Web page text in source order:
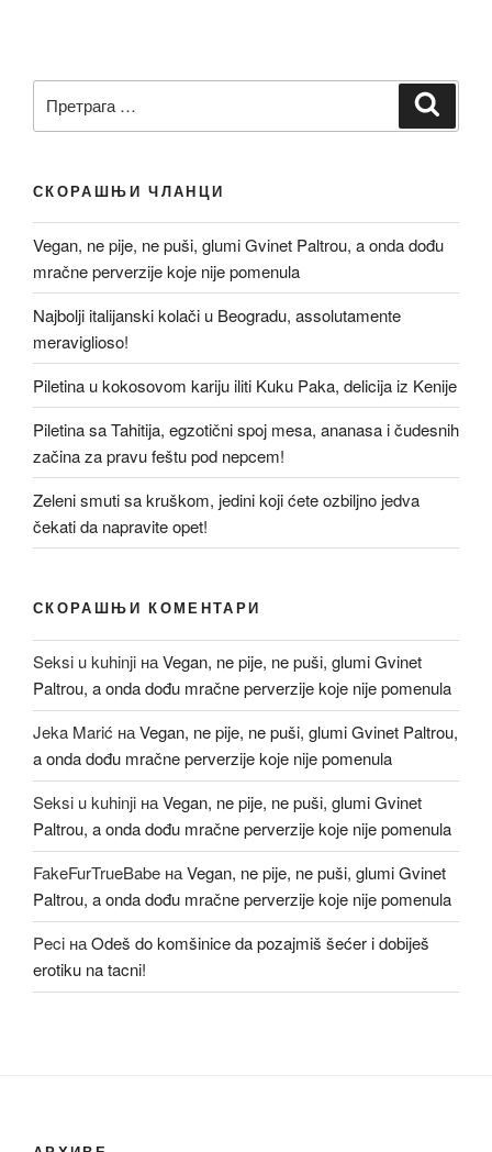
за:
СКОРАШЊИ ЧЛАНЦИ
Vegan, ne pije, ne puši, glumi Gvinet Paltrou, a onda dođu
mračne perverzije koje nije pomenula
Najbolji italijanski kolači u Beogradu, assolutamente
meraviglioso!
Piletina u kokosovom kariju iliti Kuku Paka, delicija iz Kenije
Piletina sa Tahitija, egzotični spoj mesa, ananasa i čudesnih
začina za pravu feštu pod nepcem!
Zeleni smuti sa kruškom, jedini koji ćete ozbiljno jedva
čekati da napravite opet!
СКОРАШЊИ КОМЕНТАРИ
Seksi u kuhinji наVegan, ne pije, ne puši, glumi Gvinet
Paltrou, a onda dođu mračne perverzije koje nije pomenula
Jeka Marić наVegan, ne pije, ne puši, glumi Gvinet Paltrou,
a onda dođu mračne perverzije koje nije pomenula
Seksi u kuhinji наVegan, ne pije, ne puši, glumi Gvinet
Paltrou, a onda dođu mračne perverzije koje nije pomenula
FakeFurTrueBabe наVegan, ne pije, ne puši, glumi Gvinet
Paltrou, a onda dođu mračne perverzije koje nije pomenula
Peci наOdeš do komšinice da pozajmiš šećer i dobiješ
erotiku na tacni!